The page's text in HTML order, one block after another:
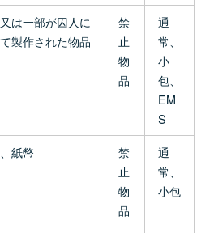
は一部が囚人に
製作された物品
禁
止
物
品
通
常、
小
包、
EM
S
紙幣
禁
止
物
品
通
常、
小包